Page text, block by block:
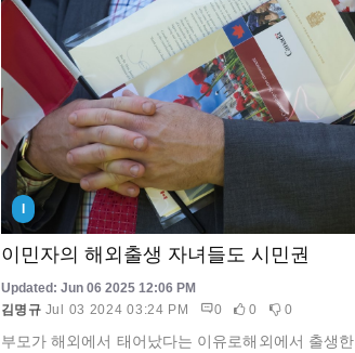
이민자의 해외출생 자녀들도 시민권
Updated: Jun 06 2025 12:06 PM
김명규 Jul 03 2024 03:24 PM 0 0 0
부모가 해외에서 태어났다는 이유로해외에서 출생한